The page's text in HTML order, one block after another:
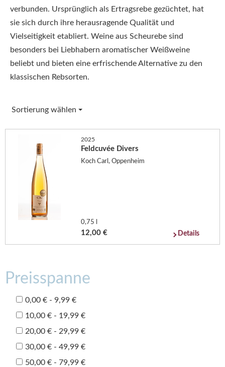
verbunden. Ursprünglich als Ertragsrebe gezüchtet, hat
sie sich durch ihre herausragende Qualität und
Vielseitigkeit etabliert. Weine aus Scheurebe sind
besonders bei Liebhabern aromatischer Weißweine
beliebt und bieten eine erfrischende Alternative zu den
klassischen Rebsorten.
Sortierung wählen
2025
Feldcuvée Divers
Koch Carl, Oppenheim
0,75 l
12,00 € Details
Preisspanne
0,00 € - 9,99 €
10,00 € - 19,99 €
20,00 € - 29,99 €
30,00 € - 49,99 €
50,00 € - 79,99 €